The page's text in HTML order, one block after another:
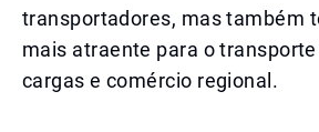
transportadores, mas também
mais atraente para o
cargas e comércio regional.